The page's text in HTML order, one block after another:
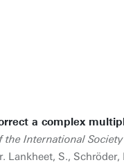
a complex
International
S., Schröder,